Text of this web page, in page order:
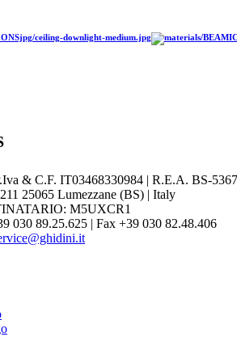
& C.F. IT03468330984 | R.E.A. BS-
25065 Lumezzane (BS) | Italy
M5UXCR1
030 89.25.625 | Fax +39 030 82.48.406